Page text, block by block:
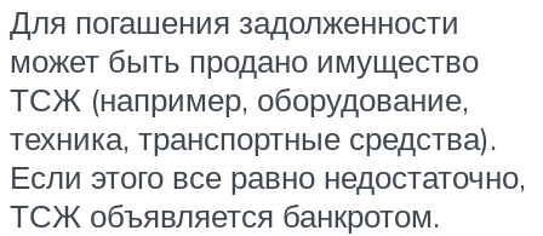
Для погашения задолженности
может быть продано имущество
ТСЖ (например, оборудование,
техника, транспортные средства).
Если этого все равно недостаточно,
ТСЖ объявляется банкротом.